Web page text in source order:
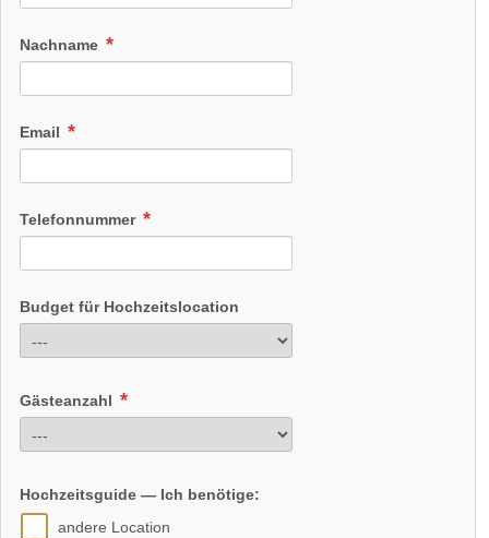
Nachname
Email
Telefonnummer
Budget für Hochzeitslocation
Gästeanzahl
Hochzeitsguide — Ich benötige:
andere Location